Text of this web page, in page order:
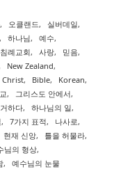
, 오클랜드, 실버데일,
, 하나님, 예수,
침례교회, 사랑, 믿음,
New Zealand,
Christ, Bible, Korean,
, 그리스도 안에서,
거하다, 하나님의 일,
, 7가지 표적, 나사로,
현재 신앙, 틀을 허물라,
님의 형상,
, 예수님의 눈물